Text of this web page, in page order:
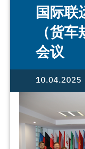
国际联
（货
会议
10.04.2025